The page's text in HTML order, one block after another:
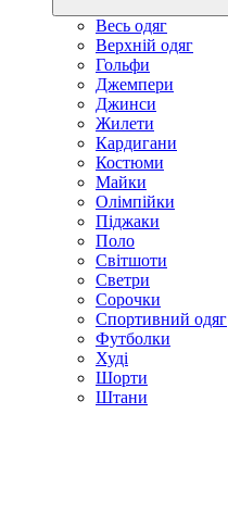
Весь одяг
Верхній одяг
Гольфи
Джемпери
Джинси
Жилети
Кардигани
Костюми
Майки
Олімпійки
Піджаки
Поло
Світшоти
Светри
Сорочки
Спортивний одяг
Футболки
Худі
Шорти
Штани